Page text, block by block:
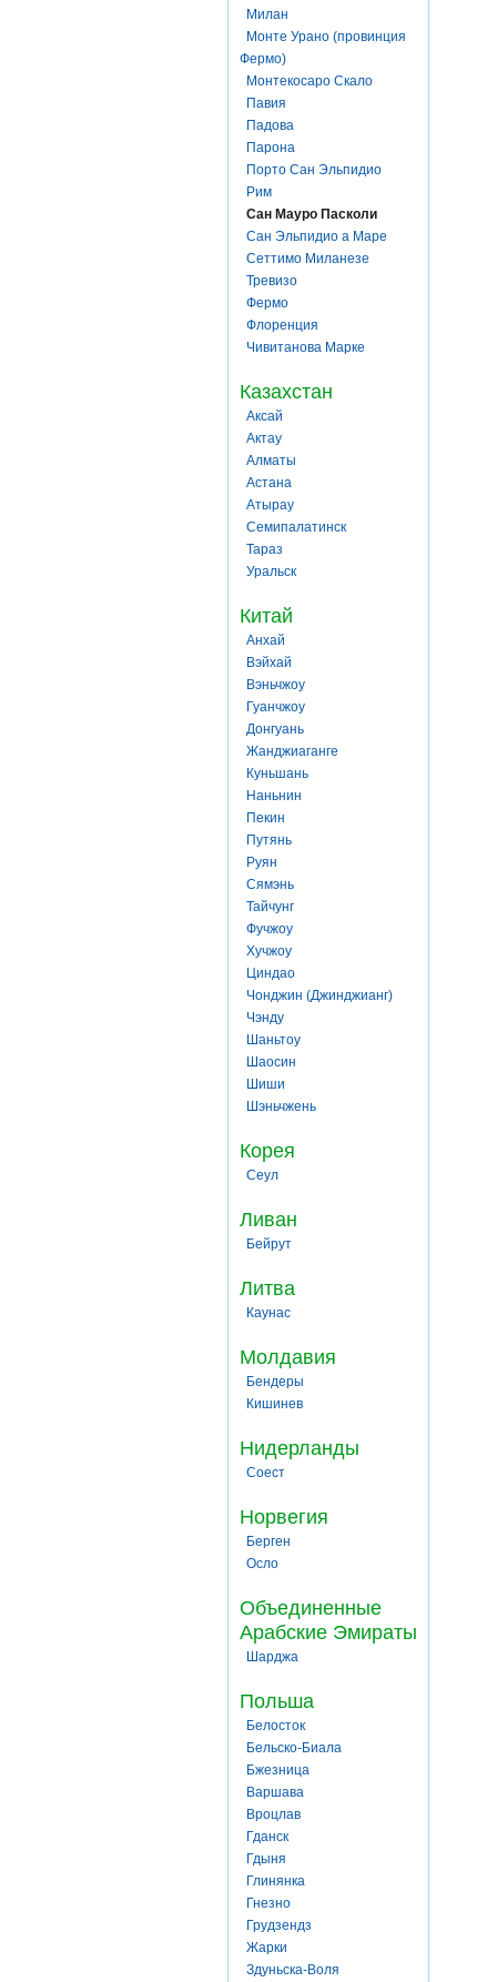
Милан
Монте Урано (провинция
Фермо)
Монтекосаро Скало
Павия
Падова
Парона
Порто Сан Эльпидио
Рим
Сан Мауро Пасколи
Сан Эльпидио а Маре
Сеттимо Миланезе
Тревизо
Фермо
Флоренция
Чивитанова Марке
Казахстан
Аксай
Актау
Алматы
Астана
Атырау
Семипалатинск
Тараз
Уральск
Китай
Анхай
Вэйхай
Вэньчжоу
Гуанчжоу
Донгуань
Жанджиаганге
Куньшань
Наньнин
Пекин
Путянь
Руян
Сямэнь
Тайчунг
Фучжоу
Хучжоу
Циндао
Чонджин (Джинджианг)
Чэнду
Шаньтоу
Шаосин
Шиши
Шэньчжень
Корея
Сеул
Ливан
Бейрут
Литва
Каунас
Молдавия
Бендеры
Кишинев
Нидерланды
Соест
Норвегия
Берген
Осло
Объединенные
Арабские Эмираты
Шарджа
Польша
Белосток
Бельско-Биала
Бжезница
Варшава
Вроцлав
Гданск
Гдыня
Глинянка
Гнезно
Грудзендз
Жарки
Здуньска-Воля